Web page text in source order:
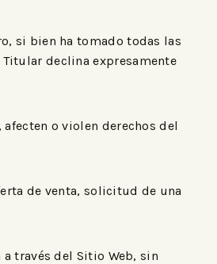
si bien ha tomado todas las
declina expresamente
o violen derechos del
de venta, solicitud de una
través del Sitio Web, sin